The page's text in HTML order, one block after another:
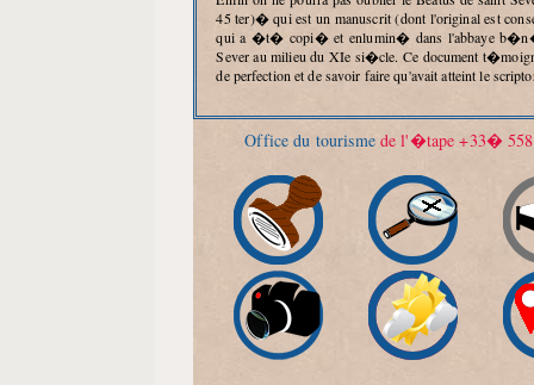
45 ter)� qui est un manuscrit (dont l'original est
qui a �t� copi� et enlumin� dans l'abbaye
Sever au milieu du XIe si�cle. Ce document
de perfection et de savoir faire qu'avait atteint le
Office du tourismede l'�tape +33� 558